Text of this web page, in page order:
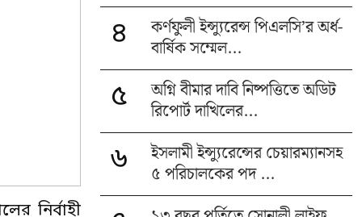
নির্বাহী
৪
কর্ণফুলী ইন্স্যুরেন্স পিএলসি’র অর্ধ-
বার্ষিক সম্মেল...
৫
অগ্নি বীমার দাবি নিষ্পত্তিতে অডিট
রিপোর্ট দাখিলের...
৬
ইসলামী ইন্স্যুরেন্সের চেয়ারম্যানসহ
৫ পরিচালকের পদ ...